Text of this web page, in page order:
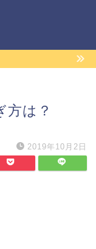
方は？
2019年10月2日